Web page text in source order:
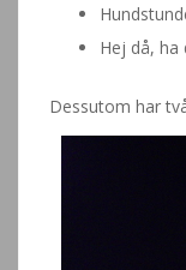
Hej då, ha
Dessutom har